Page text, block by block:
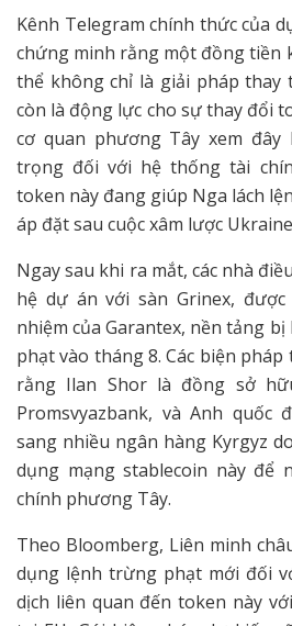
Kênh Telegram chính thức của
chứng minh rằng một đồng tiền
thể không chỉ là giải pháp thay
còn là động lực cho sự thay đổi
cơ quan phương Tây xem đây
trọng đối với hệ thống tài
token này đang giúp Nga lách
áp đặt sau cuộc xâm lược
Ngay sau khi ra mắt, các nhà
hệ dự án với sàn Grinex,
nhiệm của Garantex, nền tảng
phạt vào tháng 8. Các biện
rằng Ilan Shor là đồng sở
Promsvyazbank, và Anh quốc
sang nhiều ngân hàng Kyrgyz
dụng mạng stablecoin này để
chính phương Tây.
Theo Bloomberg, Liên minh
dụng lệnh trừng phạt mới đối
dịch liên quan đến token này